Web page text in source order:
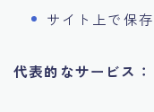
サイト上で保
代表的なサービス：